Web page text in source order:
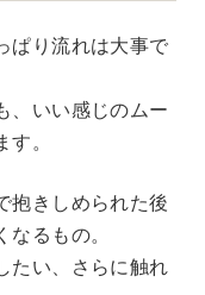
ぱり流れは大事で
、いい感じのムー
。
抱きしめられた後
るもの。
たい、さらに触れ